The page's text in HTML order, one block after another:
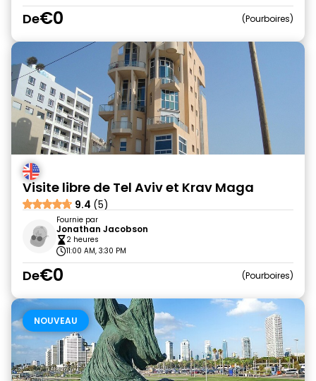
De€0 Pourboires
Visite libre de Tel Aviv et Krav Maga
9.4 (5)
Fournie par
Jonathan Jacobson
2 heures
11:00 AM, 3:30 PM
De€0 Pourboires
NOUVEAU